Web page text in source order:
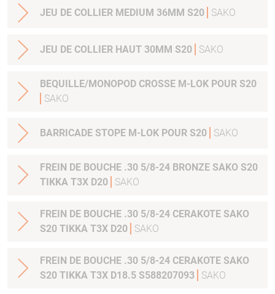
JEU DE COLLIER MEDIUM 36MM S20 SAKO
JEU DE COLLIER HAUT 30MM S20 SAKO
BEQUILLE/MONOPOD CROSSE M-LOK POUR S20
SAKO
BARRICADE STOPE M-LOK POUR S20 SAKO
FREIN DE BOUCHE .30 5/8-24 BRONZE SAKO S20
TIKKA T3X D20
SAKO
FREIN DE BOUCHE .30 5/8-24 CERAKOTE SAKO
S20 TIKKA T3X D20
SAKO
FREIN DE BOUCHE .30 5/8-24 CERAKOTE SAKO
S20 TIKKA T3X D18.5 S588207093
SAKO